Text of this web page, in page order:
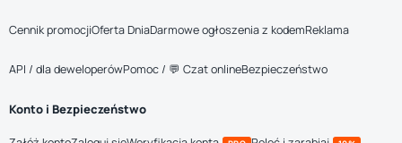
Cennik promocjiOferta DniaDarmowe ogłoszenia z kodemReklama
API / dla deweloperówPomoc / 💬 Czat onlineBezpieczeństwo
Konto i Bezpieczeństwo